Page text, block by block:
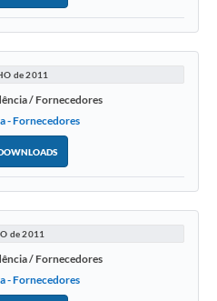
de 2011
/ Fornecedores
- Fornecedores
de 2011
/ Fornecedores
- Fornecedores